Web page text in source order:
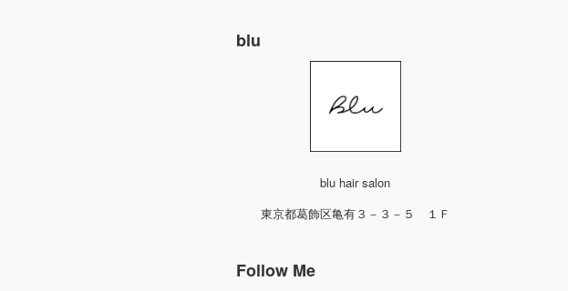
blu
blu hair salon
東京都葛飾区亀有３－３－５ １Ｆ
Follow Me